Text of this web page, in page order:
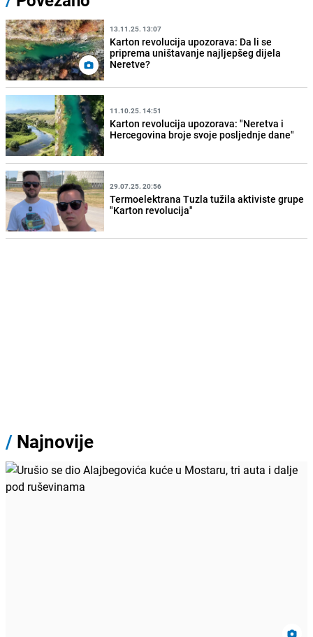
13.11.25. 13:07
Karton revolucija upozorava: Da li se
priprema uništavanje najljepšeg dijela
Neretve?
11.10.25. 14:51
Karton revolucija upozorava: "Neretva i
Hercegovina broje svoje posljednje dane"
29.07.25. 20:56
Termoelektrana Tuzla tužila aktiviste grupe
"Karton revolucija"
/ Najnovije